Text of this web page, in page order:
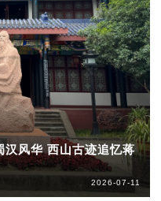
汉风华 西山古迹追忆蒋
2026-07-11